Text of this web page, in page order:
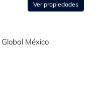
Ver propiedades
México